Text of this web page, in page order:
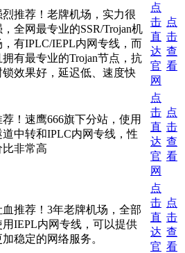
烈推荐！老牌机场，实力很
，全网最专业的SSR/Trojan机
，有IPLC/IEPL内网专线，而
拥有最专业的Trojan节点，抗
锁效果好，延迟低、速度快
点
击
直
达
官
网
点
击
查
看
荐！速鹰666旗下分站，使用
道中转和IPLC内网专线，性
比非常高
点
击
直
达
官
网
点
击
查
看
血推荐！3年老牌机场，全部
用IEPL内网专线，可以提供
加稳定的网络服务。
点
击
直
达
官
点
击
查
看